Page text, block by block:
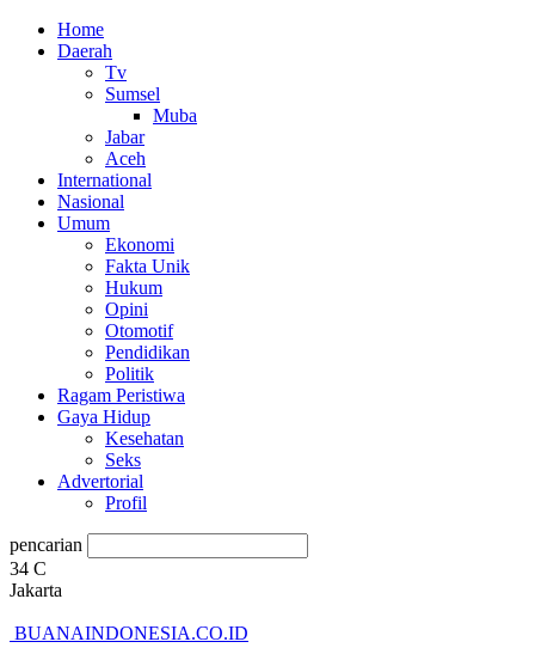
Home
Daerah
Tv
Sumsel
Muba
Jabar
Aceh
International
Nasional
Umum
Ekonomi
Fakta Unik
Hukum
Opini
Otomotif
Pendidikan
Politik
Ragam Peristiwa
Gaya Hidup
Kesehatan
Seks
Advertorial
Profil
pencarian
34 C
Jakarta
BUANAINDONESIA.CO.ID